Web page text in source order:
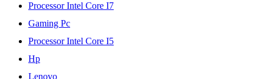
Processor Intel Core I7
Gaming Pc
Processor Intel Core I5
Hp
Lenovo